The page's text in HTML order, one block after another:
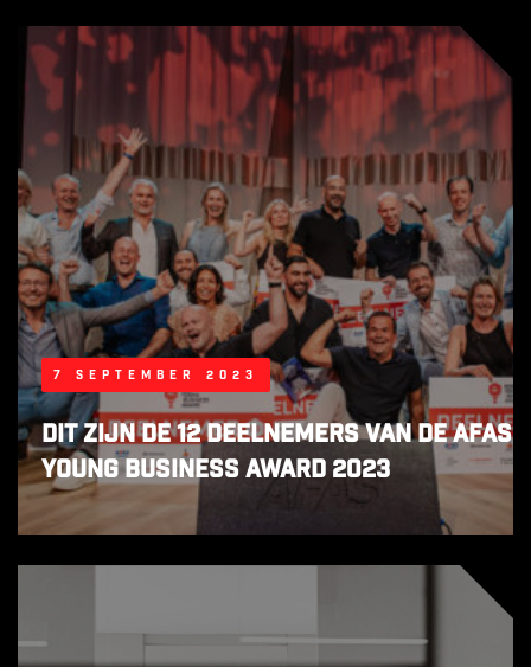
7 september 2023
Dit zijn de 12 deelnemers van de AFAS
Young Business Award 2023